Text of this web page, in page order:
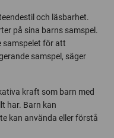
och läsbarhet.
på sina barns samspel.
samspelet för att
samspel, säger
kraft som barn med
har. Barn kan
kan använda eller förstå